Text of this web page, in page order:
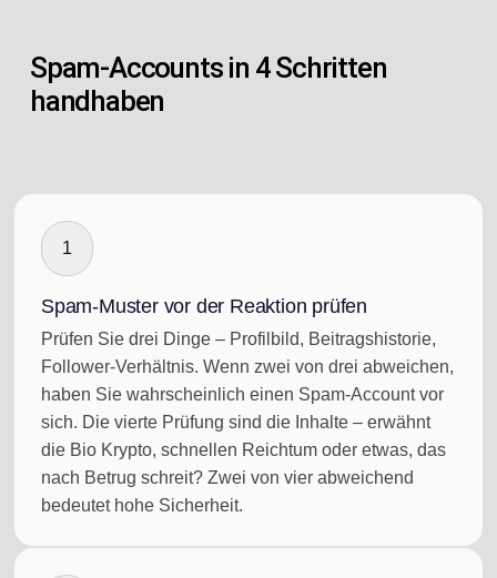
Spam-Accounts in 4 Schritten
handhaben
1
Spam-Muster vor der Reaktion prüfen
Prüfen Sie drei Dinge – Profilbild, Beitragshistorie,
Follower-Verhältnis. Wenn zwei von drei abweichen,
haben Sie wahrscheinlich einen Spam-Account vor
sich. Die vierte Prüfung sind die Inhalte – erwähnt
die Bio Krypto, schnellen Reichtum oder etwas, das
nach Betrug schreit? Zwei von vier abweichend
bedeutet hohe Sicherheit.